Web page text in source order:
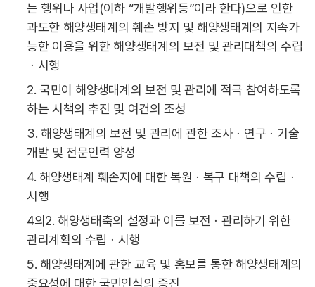
는 행위나 사업(이하 “개발행위등”이라 한다)으로 인한
과도한 해양생태계의 훼손 방지 및 해양생태계의 지속가
능한 이용을 위한 해양생태계의 보전 및 관리대책의 수립
ㆍ시행
2. 국민이 해양생태계의 보전 및 관리에 적극 참여하도록
하는 시책의 추진 및 여건의 조성
3. 해양생태계의 보전 및 관리에 관한 조사ㆍ연구ㆍ기술
개발 및 전문인력 양성
4. 해양생태계 훼손지에 대한 복원ㆍ복구 대책의 수립ㆍ
시행
4의2. 해양생태축의 설정과 이를 보전ㆍ관리하기 위한
관리계획의 수립ㆍ시행
5. 해양생태계에 관한 교육 및 홍보를 통한 해양생태계의
중요성에 대한 국민인식의 증진